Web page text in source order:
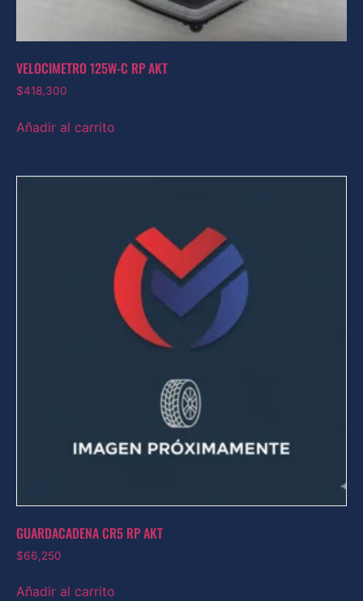
VELOCIMETRO 125W-C RP AKT
$418,300
Añadir al carrito
GUARDACADENA CR5 RP AKT
$66,250
Añadir al carrito